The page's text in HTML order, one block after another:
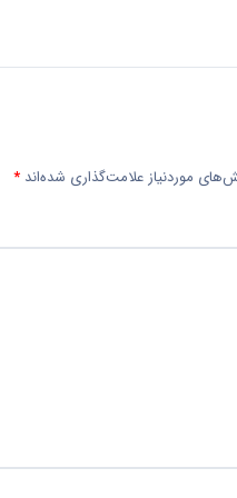
موردنیاز علامت‌گذاری شده‌اند *